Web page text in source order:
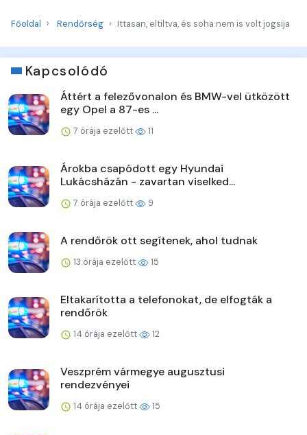
Főoldal Rendőrség Ittasan, eltiltva, és soha nem is volt jogsija
Kapcsolódó
Áttért a felezővonalon és BMW-vel ütközött
egy Opel a 87-es ...
7 órája ezelőtt 11
Árokba csapódott egy Hyundai
Lukácsházán - zavartan viselked...
7 órája ezelőtt 9
A rendőrök ott segítenek, ahol tudnak
13 órája ezelőtt 15
Eltakarította a telefonokat, de elfogták a
rendőrök
14 órája ezelőtt 12
Veszprém vármegye augusztusi
rendezvényei
14 órája ezelőtt 15